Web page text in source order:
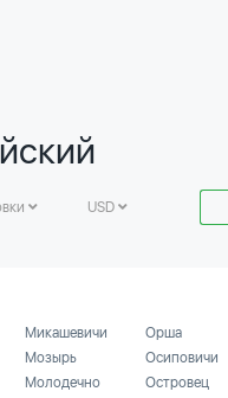
USD
Микашевичи
Мозырь
Молодечно
Орша
Осиповичи
Островец